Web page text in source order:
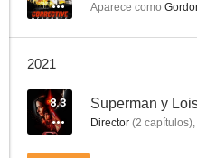
Aparece como
2021
8.3 Superman y
Director (2 capítulos),